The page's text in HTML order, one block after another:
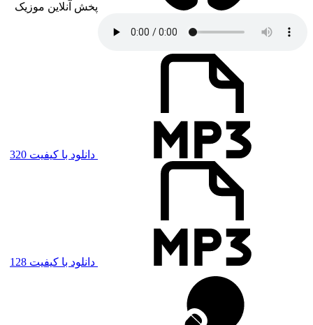
پخش آنلاین موزیک
دانلود با کیفیت 320
دانلود با کیفیت 128